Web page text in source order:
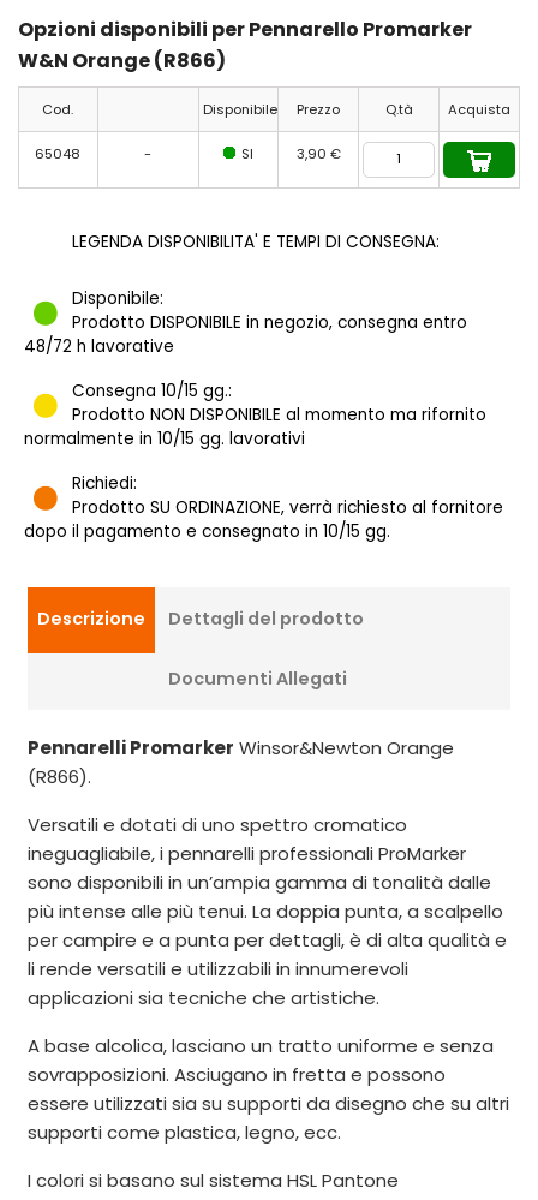
Opzioni disponibili per Pennarello Promarker
W&N Orange (R866)
Cod. Disponibile Prezzo Q.tà Acquista
65048 - SI 3,90 €
LEGENDA DISPONIBILITA' E TEMPI DI CONSEGNA:
Disponibile:
Prodotto DISPONIBILE in negozio, consegna entro
48/72 h lavorative
Consegna 10/15 gg.:
Prodotto NON DISPONIBILE al momento ma rifornito
normalmente in 10/15 gg. lavorativi
Richiedi:
Prodotto SU ORDINAZIONE, verrà richiesto al fornitore
dopo il pagamento e consegnato in 10/15 gg.
Descrizione Dettagli del prodotto
Documenti Allegati
Pennarelli Promarker Winsor&Newton Orange
(R866).
Versatili e dotati di uno spettro cromatico
ineguagliabile, i pennarelli professionali ProMarker
sono disponibili in un’ampia gamma di tonalità dalle
più intense alle più tenui. La doppia punta, a scalpello
per campire e a punta per dettagli, è di alta qualità e
li rende versatili e utilizzabili in innumerevoli
applicazioni sia tecniche che artistiche.
A base alcolica, lasciano un tratto uniforme e senza
sovrapposizioni. Asciugano in fretta e possono
essere utilizzati sia su supporti da disegno che su altri
supporti come plastica, legno, ecc.
I colori si basano sul sistema HSL Pantone